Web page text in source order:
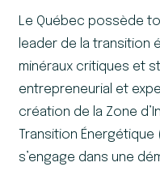
Le Québec possède
leader de la transition
minéraux critiques et
entrepreneurial et
création de la Zone
Transition
s’engage dans une